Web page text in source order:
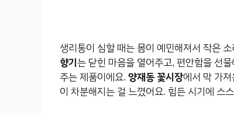
생리통이 심할 때는 몸이 예민해져서 작은
향기는 닫힌 마음을 열어주고, 편안함을 선
주는 제품이에요. 양재동 꽃시장에서 막 가
이 차분해지는 걸 느꼈어요. 힘든 시기에 스